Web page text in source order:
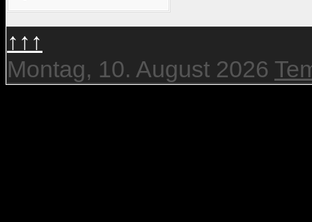
↑↑↑
Montag, 10. August 2026